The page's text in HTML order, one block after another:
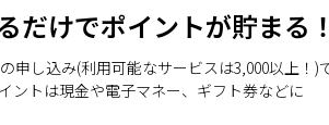
だけでポイントが貯まる
申し込み(利用可能なサービスは3,000以上！)
ントは現金や電子マネー、ギフト券などに